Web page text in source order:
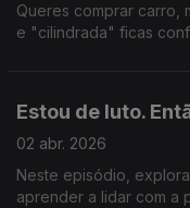
Queres comprar carro,
e "cilindrada" ficas
Estou de luto.
02 abr. 2026
Neste episódio,
aprender a lidar com a